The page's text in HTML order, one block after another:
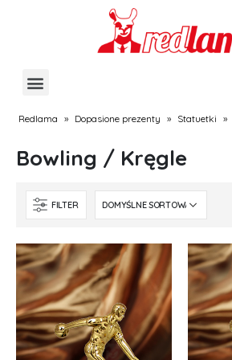
Redlama » Dopasione prezenty » Statuetki »
Bowling / Kręgle
FILTER